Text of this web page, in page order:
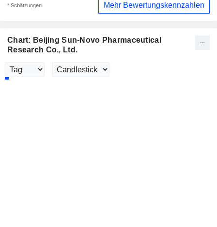
* Schätzungen Mehr Bewertungskennzahlen
Chart: Beijing Sun-Novo Pharmaceutical
Research Co., Ltd.